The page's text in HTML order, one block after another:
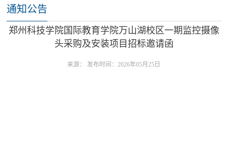
通知公告
郑州科技学院国际教育学院万山湖校区一期监控摄像
头采购及安装项目招标邀请函
来源： 发布时间：2026年05月25日